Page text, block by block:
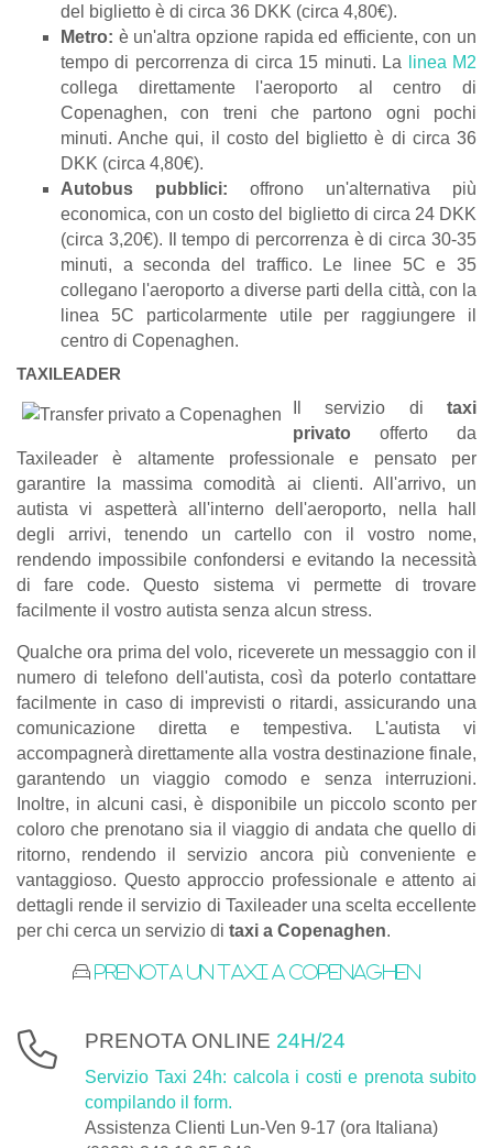
del biglietto è di circa 36 DKK (circa 4,80€).
Metro: è un'altra opzione rapida ed efficiente, con un
tempo di percorrenza di circa 15 minuti. La
linea M2
collega direttamente l'aeroporto al centro di
Copenaghen, con treni che partono ogni pochi
minuti. Anche qui, il costo del biglietto è di circa 36
DKK (circa 4,80€).
Autobus pubblici: offrono un'alternativa più
economica, con un costo del biglietto di circa 24 DKK
(circa 3,20€). Il tempo di percorrenza è di circa 30-35
minuti, a seconda del traffico. Le linee 5C e 35
collegano l'aeroporto a diverse parti della città, con la
linea 5C particolarmente utile per raggiungere il
centro di Copenaghen.
TAXILEADER
Il servizio di taxi
privato offerto da
Taxileader è altamente professionale e pensato per
garantire la massima comodità ai clienti. All'arrivo, un
autista vi aspetterà all'interno dell'aeroporto, nella hall
degli arrivi, tenendo un cartello con il vostro nome,
rendendo impossibile confondersi e evitando la necessità
di fare code. Questo sistema vi permette di trovare
facilmente il vostro autista senza alcun stress.
Qualche ora prima del volo, riceverete un messaggio con il
numero di telefono dell'autista, così da poterlo contattare
facilmente in caso di imprevisti o ritardi, assicurando una
comunicazione diretta e tempestiva. L'autista vi
accompagnerà direttamente alla vostra destinazione finale,
garantendo un viaggio comodo e senza interruzioni.
Inoltre, in alcuni casi, è disponibile un piccolo sconto per
coloro che prenotano sia il viaggio di andata che quello di
ritorno, rendendo il servizio ancora più conveniente e
vantaggioso. Questo approccio professionale e attento ai
dettagli rende il servizio di Taxileader una scelta eccellente
per chi cerca un servizio di taxi a Copenaghen.
Prenota un taxi a Copenaghen
PRENOTA ONLINE 24H/24
Servizio Taxi 24h: calcola i costi e prenota subito
compilando il form.
Assistenza Clienti Lun-Ven 9-17 (ora Italiana)